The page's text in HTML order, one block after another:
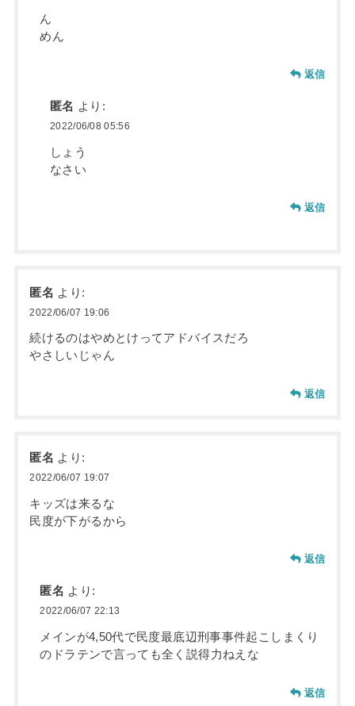
ん
めん
返信
匿名 より:
2022/06/08 05:56
しょう
なさい
返信
匿名 より:
2022/06/07 19:06
続けるのはやめとけってアドバイスだろ
やさしいじゃん
返信
匿名 より:
2022/06/07 19:07
キッズは来るな
民度が下がるから
返信
匿名 より:
2022/06/07 22:13
メインが4,50代で民度最底辺刑事事件起こしまくり
のドラテンで言っても全く説得力ねえな
返信